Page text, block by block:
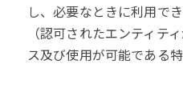
し、必要なときに利用で
（認可されたエンティテ
ス及び使用が可能である特